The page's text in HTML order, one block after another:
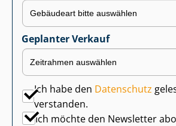
Geplanter Verkauf
Ich habe den Datenschutz
verstanden.
Ich möchte den Newsletter